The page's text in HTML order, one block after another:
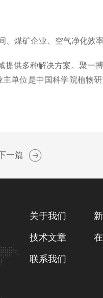
煤矿企业、空气净化效率
供多种解决方案。聚一
单位是中国科学院植物
一篇
关于我们
技术文章
联系我们